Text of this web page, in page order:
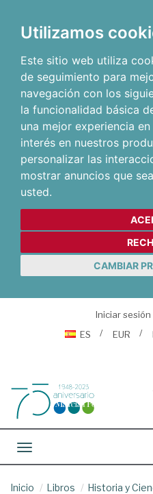
Utilizamos
Este sitio web utiliza
de seguimiento para
navegación con los
la funcionalidad básica
una mejor experiencia
interés en nuestros
personalizar las
mostrar anuncios que
usted.
CAMBIAR
Iniciar sesión
ES
EUR
Toggle navigation
Inicio Libros Historia y